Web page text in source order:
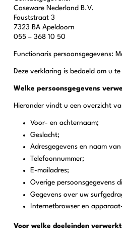
Caseware Nederland B.V.
Fauststraat 3
7323 BA Apeldoorn
055 – 368 10 50
Functionaris persoonsgegevens:
Deze verklaring is bedoeld om u
Welke persoonsgegevens
Hieronder vindt u een overzicht
Voor- en achternaam;
Geslacht;
Adresgegevens en naam
Telefoonnummer;
E-mailadres;
Overige persoonsgegevens
Gegevens over uw
Internetbrowser en
Voor welke doeleinden